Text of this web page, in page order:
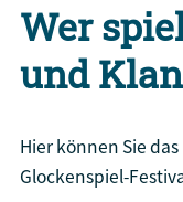
Wer
und
Hier können Sie
Glockenspiel-